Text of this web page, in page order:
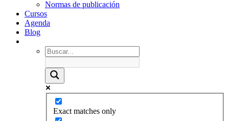
Normas de publicación
Cursos
Agenda
Blog
Exact matches only